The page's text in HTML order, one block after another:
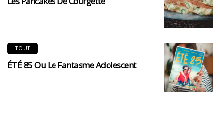
TOUT
ÉTÉ 85 Ou Le Fantasme Adolescent